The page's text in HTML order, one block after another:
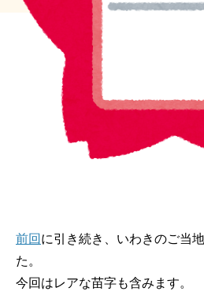
前回 に引き続き、いわきのご当
た。
今回はレアな苗字も含みます。